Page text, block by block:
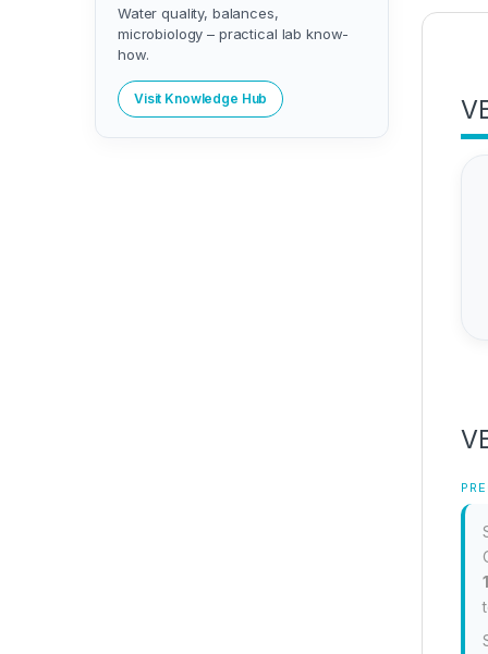
Water quality, balances,
microbiology – practical lab know-
how.
Visit Knowledge Hub